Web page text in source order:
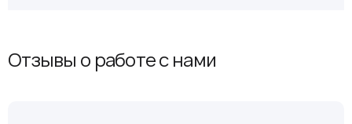
рублей! Мы на такое даже не рассчитывали. Большое
спасибо сотрудникам АО «РАД» за качественную
Отзывы о работе с нами